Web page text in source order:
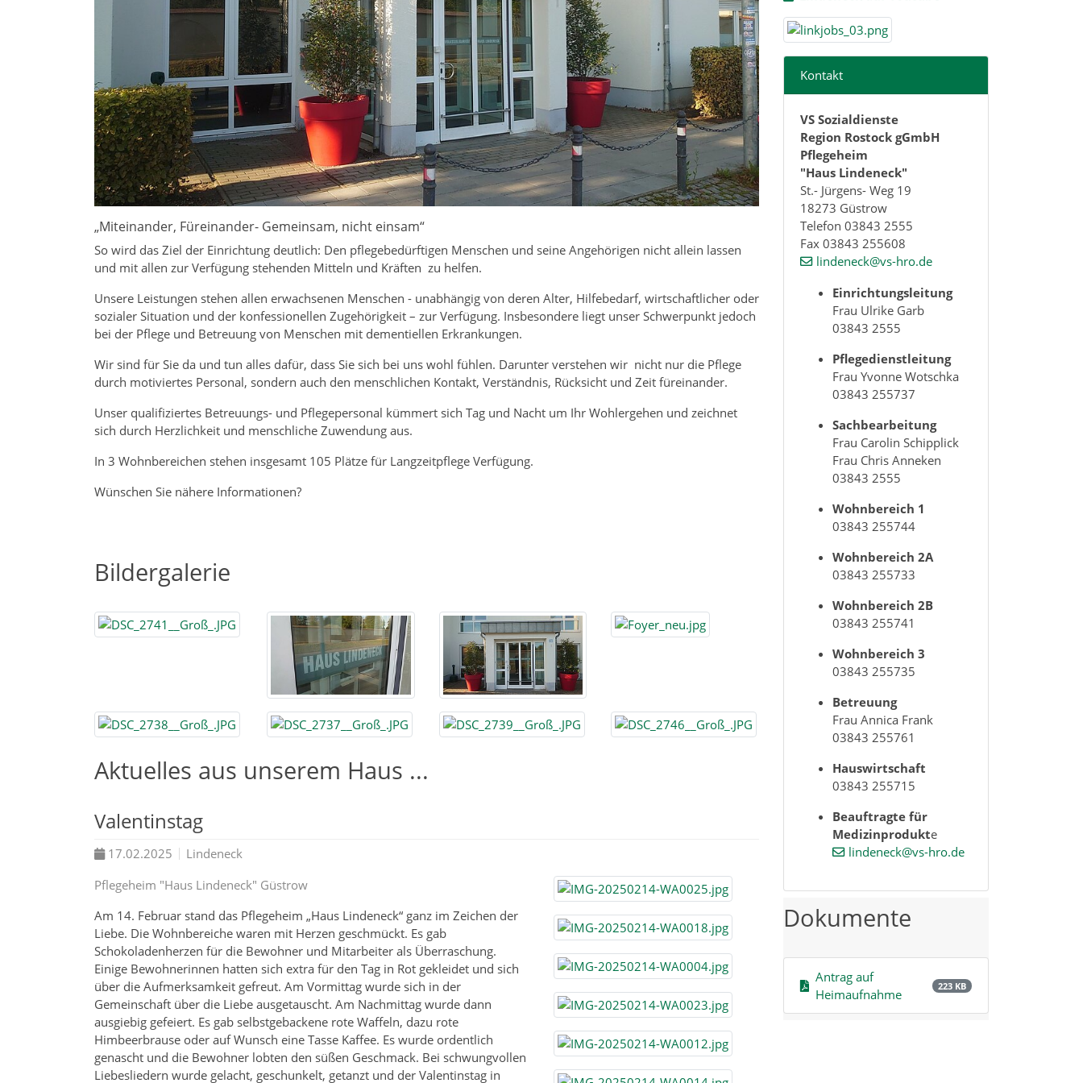
„Miteinander, Füreinander- Gemeinsam, nicht einsam“
So wird das Ziel der Einrichtung deutlich: Den pflegebedürftigen Menschen und seine Angehörigen nicht allein lassen
und mit allen zur Verfügung stehenden Mitteln und Kräften zu helfen.
Unsere Leistungen stehen allen erwachsenen Menschen - unabhängig von deren Alter, Hilfebedarf, wirtschaftlicher oder
sozialer Situation und der konfessionellen Zugehörigkeit – zur Verfügung. Insbesondere liegt unser Schwerpunkt jedoch
bei der Pflege und Betreuung von Menschen mit dementiellen Erkrankungen.
Wir sind für Sie da und tun alles dafür, dass Sie sich bei uns wohl fühlen. Darunter verstehen wir nicht nur die Pflege
durch motiviertes Personal, sondern auch den menschlichen Kontakt, Verständnis, Rücksicht und Zeit füreinander.
Unser qualifiziertes Betreuungs- und Pflegepersonal kümmert sich Tag und Nacht um Ihr Wohlergehen und zeichnet
sich durch Herzlichkeit und menschliche Zuwendung aus.
In 3 Wohnbereichen stehen insgesamt 105 Plätze für Langzeitpflege Verfügung.
Wünschen Sie nähere Informationen?
Bildergalerie
Aktuelles aus unserem Haus ...
Valentinstag
17.02.2025
Lindeneck
Pflegeheim "Haus Lindeneck" Güstrow
Am 14. Februar stand das Pflegeheim „Haus Lindeneck“ ganz im Zeichen der
Liebe. Die Wohnbereiche waren mit Herzen geschmückt. Es gab
Schokoladenherzen für die Bewohner und Mitarbeiter als Überraschung.
Einige Bewohnerinnen hatten sich extra für den Tag in Rot gekleidet und sich
über die Aufmerksamkeit gefreut. Am Vormittag wurde sich in der
Gemeinschaft über die Liebe ausgetauscht. Am Nachmittag wurde dann
ausgiebig gefeiert. Es gab selbstgebackene rote Waffeln, dazu rote
Himbeerbrause oder auf Wunsch eine Tasse Kaffee. Es wurde ordentlich
genascht und die Bewohner lobten den süßen Geschmack. Bei schwungvollen
Liebesliedern wurde gelacht, geschunkelt, getanzt und der Valentinstag in
Kontakt
VS Sozialdienste
Region Rostock gGmbH
Pflegeheim
"Haus Lindeneck"
St.- Jürgens- Weg 19
18273 Güstrow
Telefon 03843 2555
Fax 03843 255608
lindeneck@vs-hro.de
Einrichtungsleitung
Frau Ulrike Garb
03843 2555
Pflegedienstleitung
Frau Yvonne Wotschka
03843 255737
Sachbearbeitung
Frau Carolin Schipplick
Frau Chris Anneken
03843 2555
Wohnbereich 1
03843 255744
Wohnbereich 2A
03843 255733
Wohnbereich 2B
03843 255741
Wohnbereich 3
03843 255735
Betreuung
Frau Annica Frank
03843 255761
Hauswirtschaft
03843 255715
Beauftragte für
Medizinprodukte
lindeneck@vs-hro.de
Dokumente
Antrag auf
Heimaufnahme
223 KB